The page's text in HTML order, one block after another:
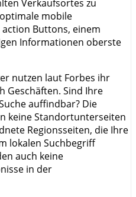
Verkaufsortes zu
mobile
Buttons, einem
Informationen oberste
nutzen laut Forbes ihr
Geschäften. Sind Ihre
auffindbar? Die
keine Standortunterseiten
Regionsseiten, die Ihre
lokalen Suchbegriff
auch keine
in der